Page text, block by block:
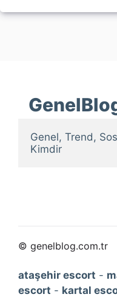
Genel, Trend,
Kimdir
© genelblog.com.tr
ataşehir escort -
escort - kartal